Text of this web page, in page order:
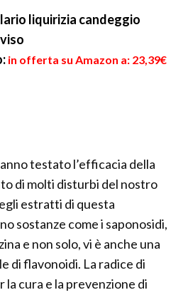
liquirizia candeggio
in offerta su Amazon a: 23,39€
testato l’efficacia della
di molti disturbi del nostro
estratti di questa
sostanze come i saponosidi,
e non solo, vi è anche una
di flavonoidi. La radice di
la cura e la prevenzione di